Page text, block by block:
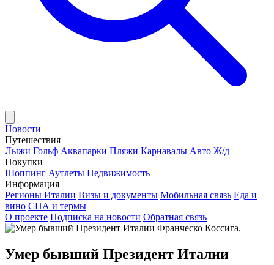
Новости
Путешествия
Лыжи Гольф Аквапарки Пляжи Карнавалы Авто Ж/д
Покупки
Шоппинг Аутлеты Недвижимость
Информация
Регионы Италии Визы и документы Мобильная связь Еда и
вино СПА и термы
О проекте Подписка на новости Обратная связь
Умер бывший Президент Италии